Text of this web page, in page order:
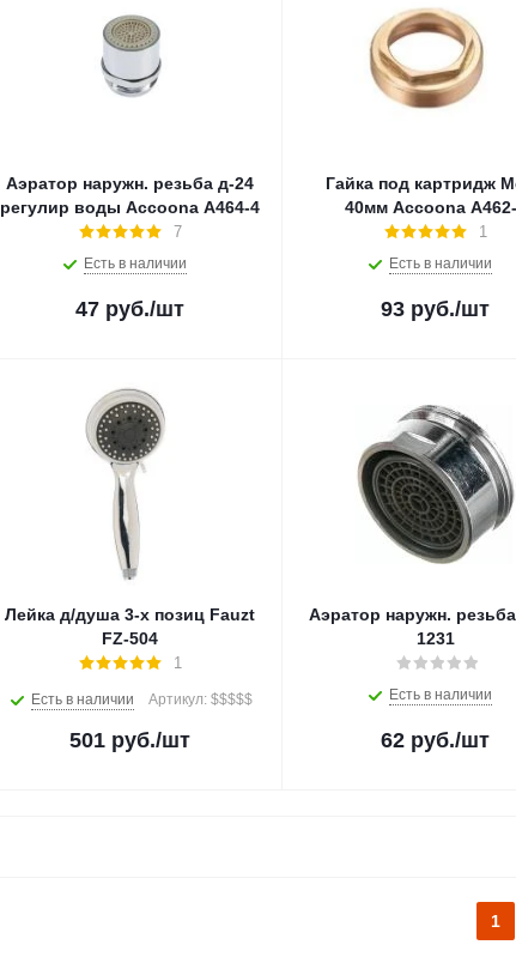
Аэратор наружн. резьба д-24
регулир воды Accoona A464-4
7
Есть в наличии
47 руб./шт
Гайка под картридж
40мм Accoona
1
Есть в наличии
93 руб./шт
Лейка д/душа 3-х позиц Fauzt
FZ-504
1
Есть в наличии Артикул: $$$$$
501 руб./шт
Аэратор наружн.
1231
Есть в наличии
62 руб./шт
1